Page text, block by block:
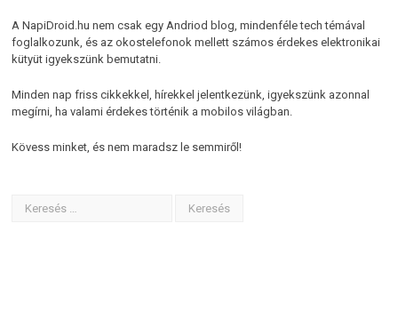
A NapiDroid.hu nem csak egy Andriod blog, mindenféle tech témával
foglalkozunk, és az okostelefonok mellett számos érdekes elektronikai
kütyüt igyekszünk bemutatni.
Minden nap friss cikkekkel, hírekkel jelentkezünk, igyekszünk azonnal
megírni, ha valami érdekes történik a mobilos világban.
Kövess minket, és nem maradsz le semmiről!